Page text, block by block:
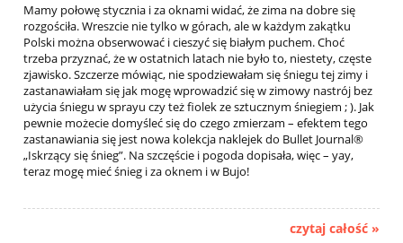
Mamy połowę stycznia i za oknami widać, że zima na dobre się
rozgościła. Wreszcie nie tylko w górach, ale w każdym zakątku
Polski można obserwować i cieszyć się białym puchem. Choć
trzeba przyznać, że w ostatnich latach nie było to, niestety, częste
zjawisko. Szczerze mówiąc, nie spodziewałam się śniegu tej zimy i
zastanawiałam się jak mogę wprowadzić się w zimowy nastrój bez
użycia śniegu w sprayu czy też fiolek ze sztucznym śniegiem ; ). Jak
pewnie możecie domyśleć się do czego zmierzam – efektem tego
zastanawiania się jest nowa kolekcja naklejek do Bullet Journal®
„Iskrzący się śnieg”. Na szczęście i pogoda dopisała, więc – yay,
teraz mogę mieć śnieg i za oknem i w Bujo!
czytaj całość »